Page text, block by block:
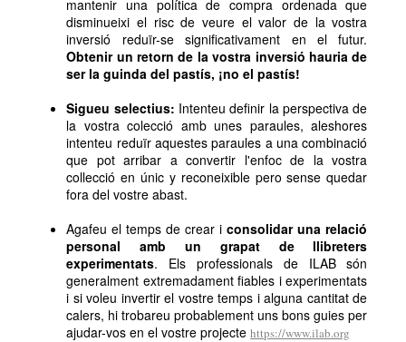
mantenir una política de compra ordenada que
disminueixi el risc de veure el valor de la vostra
inversió reduïr-se significativament en el futur.
Obtenir un retorn de la vostra inversió hauria de
ser la guinda del pastís, ¡no el pastís!
Sigueu selectius: Intenteu definir la perspectiva de
la vostra colecció amb unes paraules, aleshores
intenteu reduïr aquestes paraules a una combinació
que pot arribar a convertir l'enfoc de la vostra
collecció en únic y reconeixible pero sense quedar
fora del vostre abast.
Agafeu el temps de crear iconsolidar una relació
personal amb un grapat de llibreters
experimentats. Els professionals de ILAB són
generalment extremadament fiables i experimentats
i si voleu invertir el vostre temps i alguna cantitat de
calers, hi trobareu probablement uns bons guies per
ajudar-vos en el vostre projectehttps://www.ilab.org